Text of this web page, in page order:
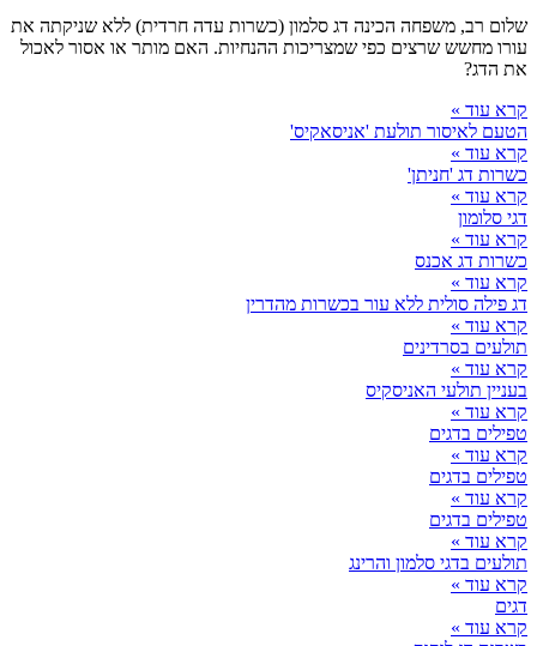
שלום רב, משפחה הכינה דג סלמון (כשרות עדה חרדית) ללא שניקתה את
עורו מחשש שרצים כפי שמצריכות ההנחיות. האם מותר או אסור לאכול
את הדג?
קרא עוד »
הטעם לאיסור תולעת 'אניסאקיס'
קרא עוד »
כשרות דג 'חניתן'
קרא עוד »
דגי סלומון
קרא עוד »
כשרות דג אכנס
קרא עוד »
דג פילה סולית ללא עור בכשרות מהדרין
קרא עוד »
תולעים בסרדינים
קרא עוד »
בעניין תולעי האניסקיס
קרא עוד »
טפילים בדגים
קרא עוד »
טפילים בדגים
קרא עוד »
טפילים בדגים
קרא עוד »
תולעים בדגי סלמון והרינג
קרא עוד »
דגים
קרא עוד »